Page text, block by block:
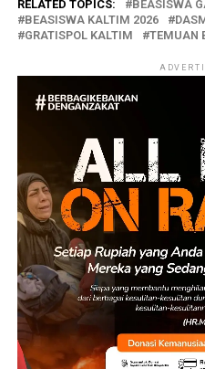
RELATED TOPICS:
BEASISWA
BEASISWA KALTIM 2026
GRATISPOL KALTIM
TEMUAN